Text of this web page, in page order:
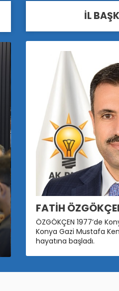
Başkan
DEVAMINI OKU
İL
FATİH
ÖZGÖKÇEN 1977’de
Konya Gazi Mustafa
hayatına başladı.